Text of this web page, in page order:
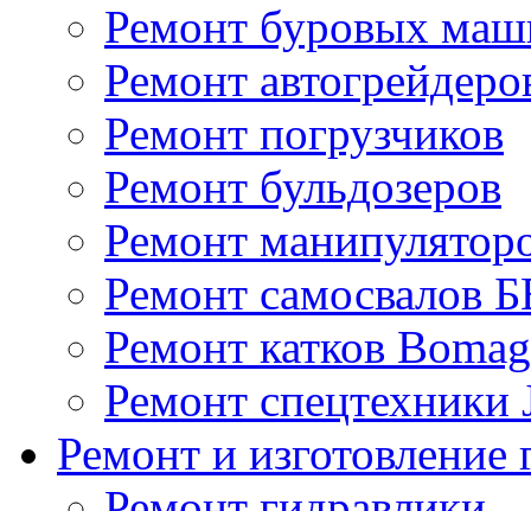
Ремонт буровых
Ремонт
Ремонт погрузчиков
Ремонт бульдозеров
Ремонт
Ремонт самосвалов
Ремонт катков Bomag
Ремонт спецтехники
Ремонт и изготовление